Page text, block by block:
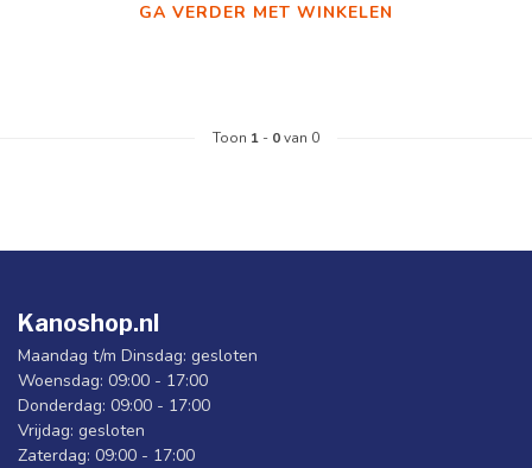
GA VERDER MET WINKELEN
Toon 1 - 0van 0
Kanoshop.nl
Maandag t/m Dinsdag: gesloten
Woensdag: 09:00 - 17:00
Donderdag: 09:00 - 17:00
Vrijdag: gesloten
Zaterdag: 09:00 - 17:00